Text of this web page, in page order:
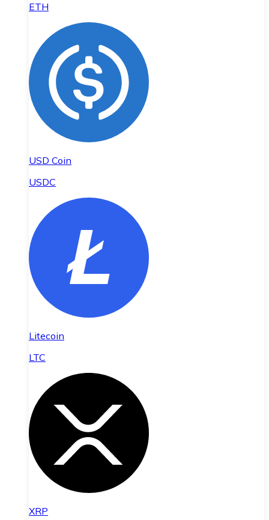
ETH
USD Coin
USDC
Litecoin
LTC
XRP